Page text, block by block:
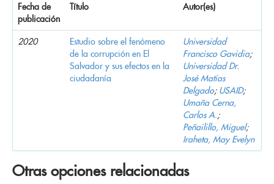
Fecha de
publicación
Título Autor(es)
2020
Estudio sobre el fenómeno
de la corrupción en El
Salvador y sus efectos en la
ciudadanía
Universidad
Francisco Gavidia;
Universidad Dr.
José Matías
Delgado; USAID;
Umaña Cerna,
Carlos A.;
Peñailillo, Miguel;
Iraheta, May Evelyn
Otras opciones relacionadas